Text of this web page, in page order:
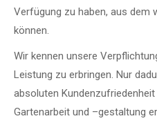
Verfügung zu haben, aus dem
können.
Wir kennen unsere
Leistung zu erbringen. Nur
absoluten
Gartenarbeit und –gestaltung